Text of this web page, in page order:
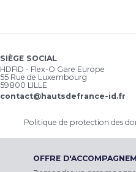
SIÈGE SOCIAL
HDFID - Flex-O Gare Europe
55 Rue de Luxembourg
59800 LILLE
contact@hautsdefrance-id.fr
Politique de protection des
OFFRE